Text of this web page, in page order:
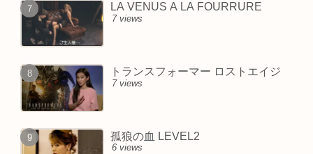
LA VENUS A LA FOURRURE
7 views
トランスフォーマー ロストエイジ
7 views
孤狼の血 LEVEL2
6 views